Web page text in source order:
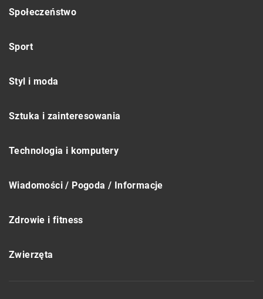
Społeczeństwo
Sport
Styl i moda
Sztuka i zainteresowania
Technologia i komputery
Wiadomości / Pogoda / Informacje
Zdrowie i fitness
Zwierzęta